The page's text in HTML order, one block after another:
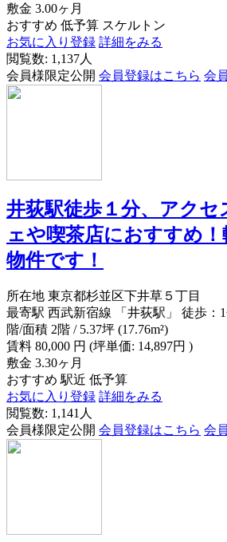
敷金 3.00ヶ月
おすすめ 低予算 スケルトン
お気に入り登録 詳細をみる
閲覧数: 1,137人
会員様限定公開 会員登録はこちら 会
井荻駅徒歩１分、アクセ
ェや喫茶店におすすめ
物件です！
所在地 東京都杉並区下井草５丁目
最寄駅 西武新宿線 「井荻駅」 徒歩：
階/面積 2階 / 5.37坪 (17.76m²)
賃料 80,000 円 (坪単価: 14,897円 )
敷金 3.30ヶ月
おすすめ 駅近 低予算
お気に入り登録 詳細をみる
閲覧数: 1,141人
会員様限定公開 会員登録はこちら 会